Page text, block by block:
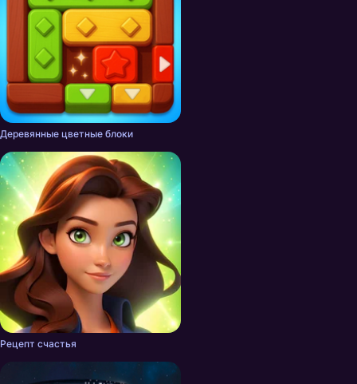
Деревянные цветные блоки
Рецепт счастья